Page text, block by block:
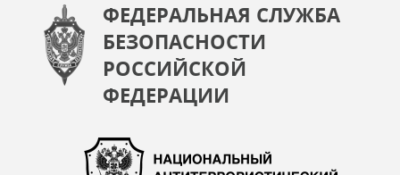
ФЕДЕРАЛЬНАЯ СЛУЖБА
БЕЗОПАСНОСТИ
РОССИЙСКОЙ
ФЕДЕРАЦИИ